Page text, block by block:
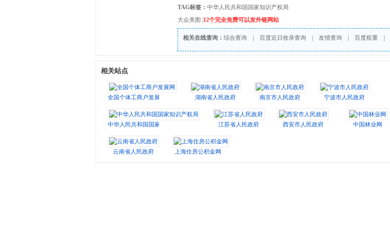
TAG标签： 中华人民共和国国家知识产权局
大众美图 12个完全免费可以发外链网站
相关在线查询： 综合查询 百度近日收录查询 友情查询 百度权重
相关站点
全国个体工商户发展网 湖南省人民政府 南京市人民政府 宁波市人民政府
中华人民共和国国家知识产权局 江苏省人民政府 西安市人民政府 中国林业网
云南省人民政府 上海住房公积金网